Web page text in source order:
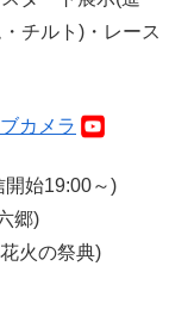
チルト)・レース
カメラ
開始19:00～)
郷)
火の祭典)